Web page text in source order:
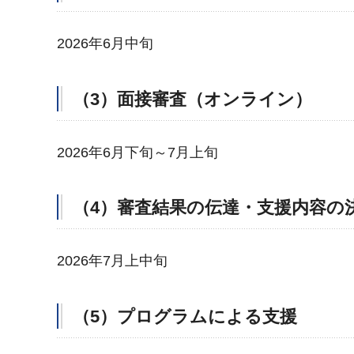
2026年6月中旬
（3）面接審査（オンライン）
2026年6月下旬～7月上旬
（4）審査結果の伝達・支援内容の
2026年7月上中旬
（5）プログラムによる支援